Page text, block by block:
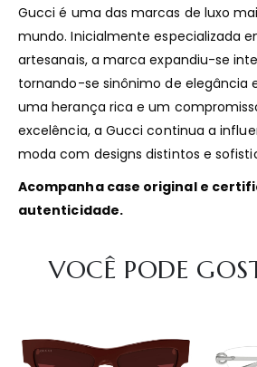
Gucci é uma das marcas de luxo
mundo. Inicialmente especializada
artesanais, a marca expandiu-se
tornando-se sinônimo de elegância
uma herança rica e um
excelência, a Gucci continua a
moda com designs distintos e
Acompanha case original e
autenticidade.​
VOCÊ PODE